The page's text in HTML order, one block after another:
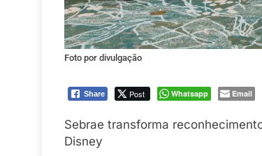
Foto por divulgação
Share Post Whatsapp Email
Sebrae transforma
Disney